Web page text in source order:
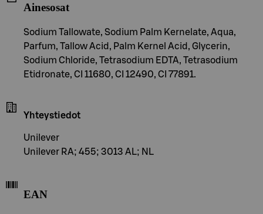
Ainesosat
Sodium Tallowate, Sodium Palm Kernelate, Aqua,
Parfum, Tallow Acid, Palm Kernel Acid, Glycerin,
Sodium Chloride, Tetrasodium EDTA, Tetrasodium
Etidronate, CI 11680, CI 12490, CI 77891.
Yhteystiedot
Unilever
Unilever RA; 455; 3013 AL; NL
EAN